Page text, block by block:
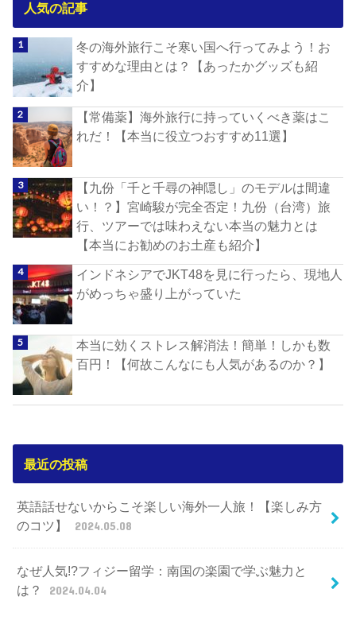
人気の記事
冬の海外旅行こそ寒い国へ行ってみよう！お
すすめな理由とは？【あったかグッズも紹
介】
【常備薬】海外旅行に持っていくべき薬はこ
れだ！【本当に役立つおすすめ11選】
【九份「千と千尋の神隠し」のモデルは間違
い！？】宮崎駿が完全否定！九份（台湾）旅
行、ツアーでは味わえない本当の魅力とは
【本当にお勧めのお土産も紹介】
インドネシアでJKT48を見に行ったら、現地人
がめっちゃ盛り上がっていた
本当に効くストレス解消法！簡単！しかも数
百円！【何故こんなにも人気があるのか？】
最近の投稿
英語話せないからこそ楽しい海外一人旅！【楽しみ方
のコツ】
2024.05.08
なぜ人気!?フィジー留学：南国の楽園で学ぶ魅力と
は？
2024.04.04